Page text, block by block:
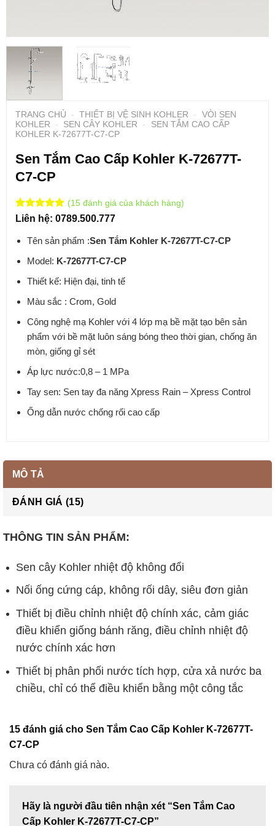
TRANG CHỦ - THIẾT BỊ VỆ SINH KOHLER -
VÒI SEN
KOHLER
- SEN CÂY KOHLER -
SEN TẮM CAO CẤP
KOHLER K-72677T-C7-CP
Sen Tắm Cao Cấp Kohler K-72677T-
C7-CP
5 trên 5
dựa trên
1
đánh giá
(15đánh giá của khách hàng)
Liên hệ: 0789.500.777
Tên sản phẩm :Sen Tắm Kohler K-72677T-C7-CP
Model: K-72677T-C7-CP
Thiết kế: Hiện đại, tinh tế
Màu sắc : Crom, Gold
Công nghệ mạ Kohler với 4 lớp mạ bề mặt tạo bên sản
phẩm với bề mặt luôn sáng bóng theo thời gian, chống ăn
mòn, giống gỉ sét
Áp lực nước:0,8 – 1 MPa
Tay sen: Sen tay đa năng Xpress Rain – Xpress Control
Ống dẫn nước chống rối cao cấp
MÔ TẢ
ĐÁNH GIÁ (15)
THÔNG TIN SẢN PHẨM:
Sen cây Kohler nhiệt độ không đổi
Nối ống cứng cáp, không rối dây, siêu đơn giản
Thiết bị điều chỉnh nhiệt độ chính xác, cảm giác
điều khiển giống bánh răng, điều chỉnh nhiệt độ
nước chính xác hơn
Thiết bị phân phối nước tích hợp, cửa xả nước ba
chiều, chỉ có thể điều khiển bằng một công tắc
15 đánh giá cho Sen Tắm Cao Cấp Kohler K-72677T-
C7-CP
Chưa có đánh giá nào.
Hãy là người đầu tiên nhận xét “Sen Tắm Cao
Cấp Kohler K-72677T-C7-CP”